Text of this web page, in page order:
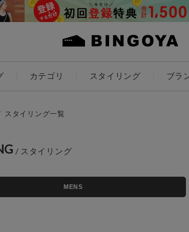
カテゴリ スタイリング ブラ
価格
スタイリング一覧
MENS